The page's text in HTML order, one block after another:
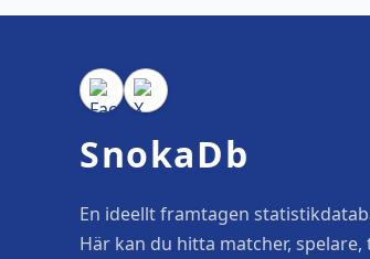
SnokaDb
En ideellt framtagen
Här kan du hitta matcher,